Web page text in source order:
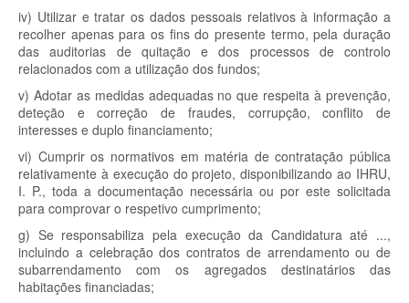
iv) Utilizar e tratar os dados pessoais relativos à informação a
recolher apenas para os fins do presente termo, pela duração
das auditorias de quitação e dos processos de controlo
relacionados com a utilização dos fundos;
v) Adotar as medidas adequadas no que respeita à prevenção,
deteção e correção de fraudes, corrupção, conflito de
interesses e duplo financiamento;
vi) Cumprir os normativos em matéria de contratação pública
relativamente à execução do projeto, disponibilizando ao IHRU,
I. P., toda a documentação necessária ou por este solicitada
para comprovar o respetivo cumprimento;
g) Se responsabiliza pela execução da Candidatura até ...,
incluindo a celebração dos contratos de arrendamento ou de
subarrendamento com os agregados destinatários das
habitações financiadas;